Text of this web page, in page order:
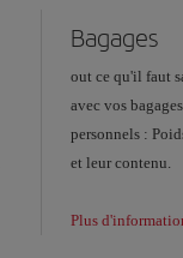
Bagages
out ce qu'il faut
avec vos
personnels :
et leur contenu.
Plus